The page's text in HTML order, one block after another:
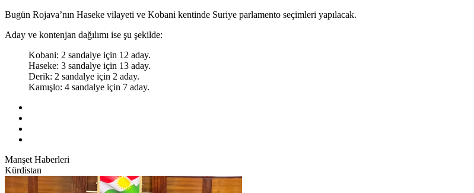
Bugün Rojava’nın Haseke vilayeti ve Kobani kentinde Suriye parlamento seçimleri yapılacak.
Aday ve kontenjan dağılımı ise şu şekilde:
Kobani: 2 sandalye için 12 aday.
Haseke: 3 sandalye için 13 aday.
Derik: 2 sandalye için 2 aday.
Kamışlo: 4 sandalye için 7 aday.
Manşet Haberleri
Kürdistan